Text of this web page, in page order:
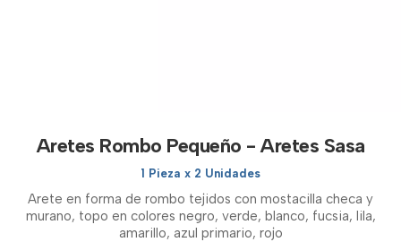
Aretes Rombo Pequeño - Aretes Sasa
1 Pieza x 2 Unidades
Arete en forma de rombo tejidos con mostacilla checa y
murano, topo en colores negro, verde, blanco, fucsia, lila,
amarillo, azul primario, rojo